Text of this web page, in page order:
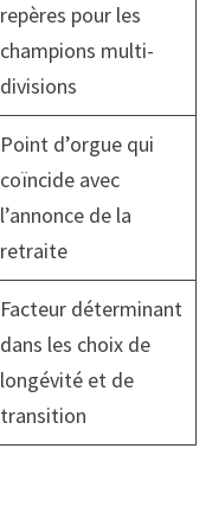
repères pour les
champions multi-
divisions
Point d’orgue qui
coïncide avec
l’annonce de la
retraite
Facteur déterminant
dans les choix de
longévité et de
transition